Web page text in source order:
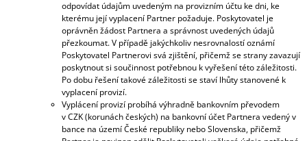
odpovídat údajům uvedeným na provizním účtu ke dni, ke
kterému její vyplacení Partner požaduje. Poskytovatel je
oprávněn žádost Partnera a správnost uvedených údajů
přezkoumat. V případě jakýchkoliv nesrovnalostí oznámí
Poskytovatel Partnerovi svá zjištění, přičemž se strany zavazují
poskytnout si součinnost potřebnou k vyřešení této záležitosti.
Po dobu řešení takové záležitosti se staví lhůty stanovené k
vyplacení provizí.
Vyplácení provizí probíhá výhradně bankovním převodem
v CZK (korunách českých) na bankovní účet Partnera vedený v
bance na území České republiky nebo Slovenska, přičemž